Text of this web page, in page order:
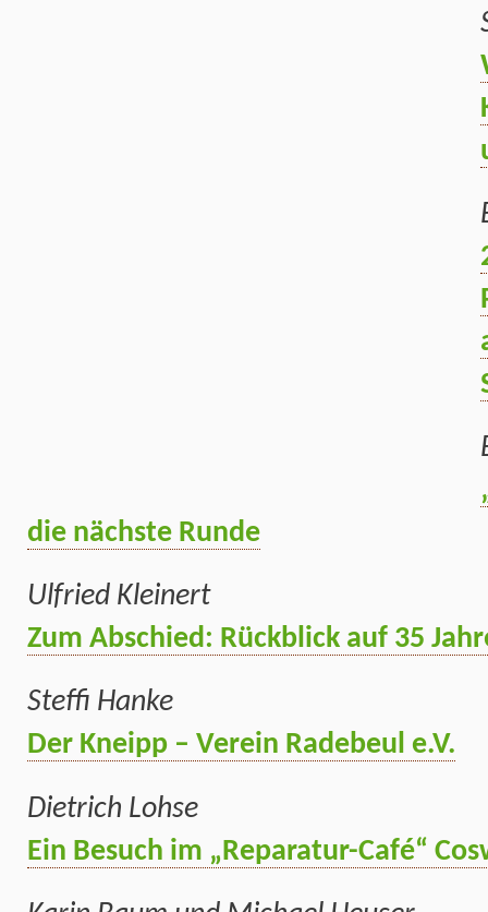
die nächste Runde
Ulfried Kleinert
Zum Abschied: Rückblick auf 35
Steffi Hanke
Der Kneipp – Verein Radebeul e.V.
Dietrich Lohse
Ein Besuch im „Reparatur-Café“